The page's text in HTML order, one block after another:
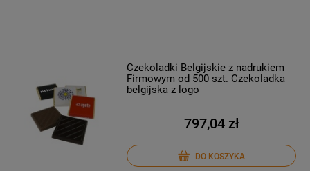
Czekoladki Belgijskie z nadrukiem
Firmowym od 500 szt. Czekoladka
belgijska z logo
797,04 zł
DO KOSZYKA